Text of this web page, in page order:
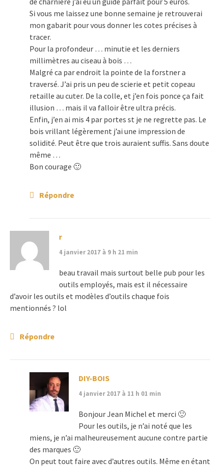
Si vous me laissez une bonne semaine je retrouverai
mon gabarit pour vous donner les cotes précises à
tracer.
Pour la profondeur … minutie et les derniers
millimètres au ciseau à bois …
Malgré ca par endroit la pointe de la forstner a
traversé. J’ai pris un peu de scierie et petit copeau
retaille au cuter. De la colle, et j’en fois ponce ça fait
illusion … mais il va falloir être ultra précis.
Enfin, j’en ai mis 4 par portes st je ne regrette pas. Le
bois vrillant légèrement j’ai une impression de
solidité. Peut être que trois auraient suffis. Sans doute
même …
Bon courage 🙂
Répondre
r
4 janvier 2017 à 9 h 21 min
beau travail mais surtout belle pub pour les
outils employés, mais est il nécessaire
d’avoir les outils et modèles d’outils chaque fois
mentionnés ? lol
Répondre
DIY-BOIS
4 janvier 2017 à 11 h 01 min
Bonjour Jean Michel et merci 🙂
Pour les outils, je n’ai noté que les
miens, je n’ai malheureusement aucune contre partie
des marques 🙂
On peut tout faire avec d’autres outils. Même en étant